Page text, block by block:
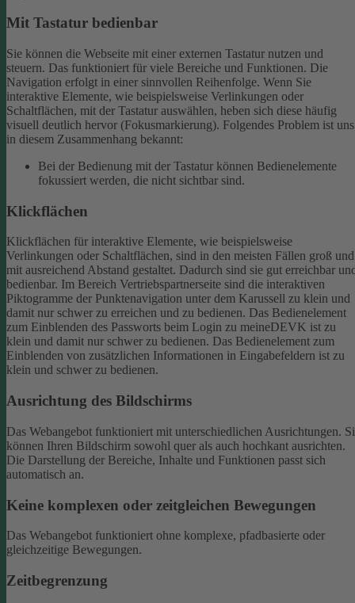
Mit Tastatur bedienbar
Sie können die Webseite mit einer externen Tastatur nutzen und
steuern. Das funktioniert für viele Bereiche und Funktionen. Die
Navigation erfolgt in einer sinnvollen Reihenfolge. Wenn Sie
interaktive Elemente, wie beispielsweise Verlinkungen oder
Schaltflächen, mit der Tastatur auswählen, heben sich diese häufig
visuell deutlich hervor (Fokusmarkierung). Folgendes Problem ist uns
in diesem Zusammenhang bekannt:
Bei der Bedienung mit der Tastatur können Bedienelemente
fokussiert werden, die nicht sichtbar sind.
Klickflächen
Klickflächen für interaktive Elemente, wie beispielsweise
Verlinkungen oder Schaltflächen, sind in den meisten Fällen groß und
mit ausreichend Abstand gestaltet. Dadurch sind sie gut erreichbar
bedienbar. Im Bereich Vertriebspartnerseite sind die interaktiven
Piktogramme der Punktenavigation unter dem Karussell zu klein und
damit nur schwer zu erreichen und zu bedienen. Das Bedienelement
zum Einblenden des Passworts beim Login zu meineDEVK ist zu
klein und damit nur schwer zu bedienen. Das Bedienelement zum
Einblenden von zusätzlichen Informationen in Eingabefeldern ist zu
klein und schwer zu bedienen.
Ausrichtung des Bildschirms
Das Webangebot funktioniert mit unterschiedlichen Ausrichtungen.
können Ihren Bildschirm sowohl quer als auch hochkant ausrichten.
Die Darstellung der Bereiche, Inhalte und Funktionen passt sich
automatisch an.
Keine komplexen oder zeitgleichen Bewegungen
Das Webangebot funktioniert ohne komplexe, pfadbasierte oder
gleichzeitige Bewegungen.
Zeitbegrenzung